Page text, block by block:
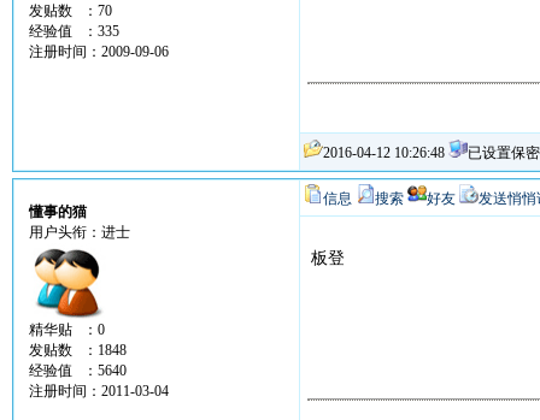
发贴数 ：70
经验值 ：335
注册时间：2009-09-06
2016-04-12 10:26:48 已设置保密
懂事的猫
用户头衔：进士
精华贴 ：0
发贴数 ：1848
经验值 ：5640
注册时间：2011-03-04
信息 搜索 好友 发送悄悄
板登